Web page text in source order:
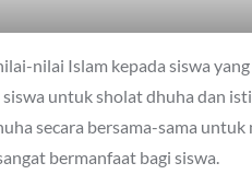
nilai Islam kepada siswa
untuk sholat dhuha dan
secara bersama-sama
bermanfaat bagi siswa.